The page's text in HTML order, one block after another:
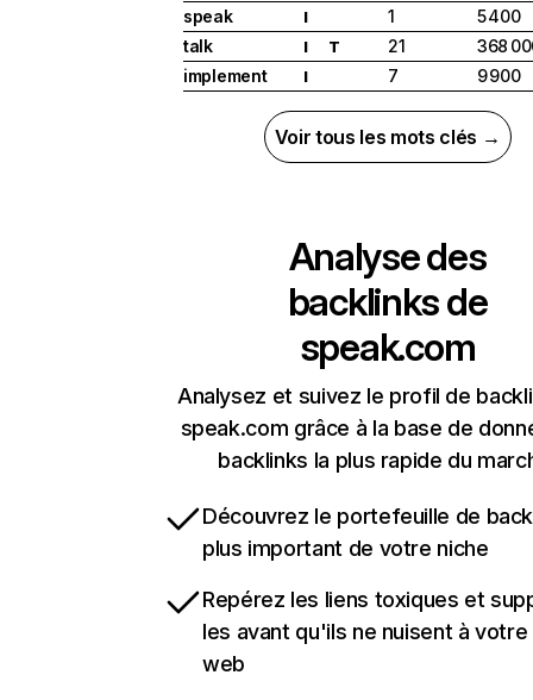
speak
I 1
5 400
talk
I T 21
368
implement
I 7 9 900
Voir tous les mots clés →
Analyse des
backlinks de
speak.com
Analysez et suivez le profil de
speak.com grâce à la base de
backlinks la plus rapide du
Découvrez le portefeuille de
plus important de votre niche
Repérez les liens toxiques et
les avant qu'ils ne nuisent à
web